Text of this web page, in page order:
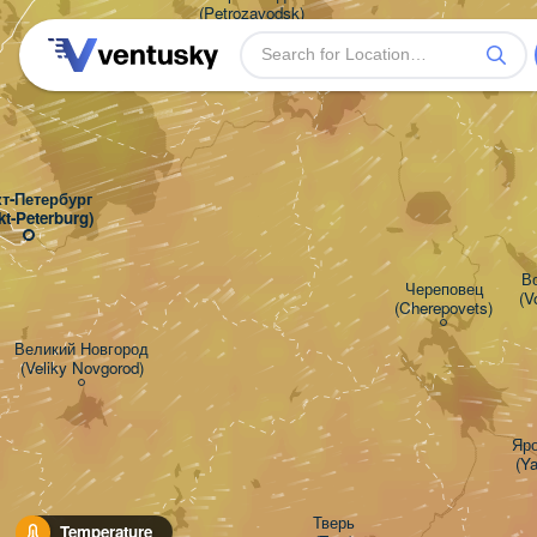
Temperature
Петербург
Peterburg)
Великий Новгород
(Veliky Novgorod)
(Petrozavodsk)
Череповец
(Cherepovets)
Тверь